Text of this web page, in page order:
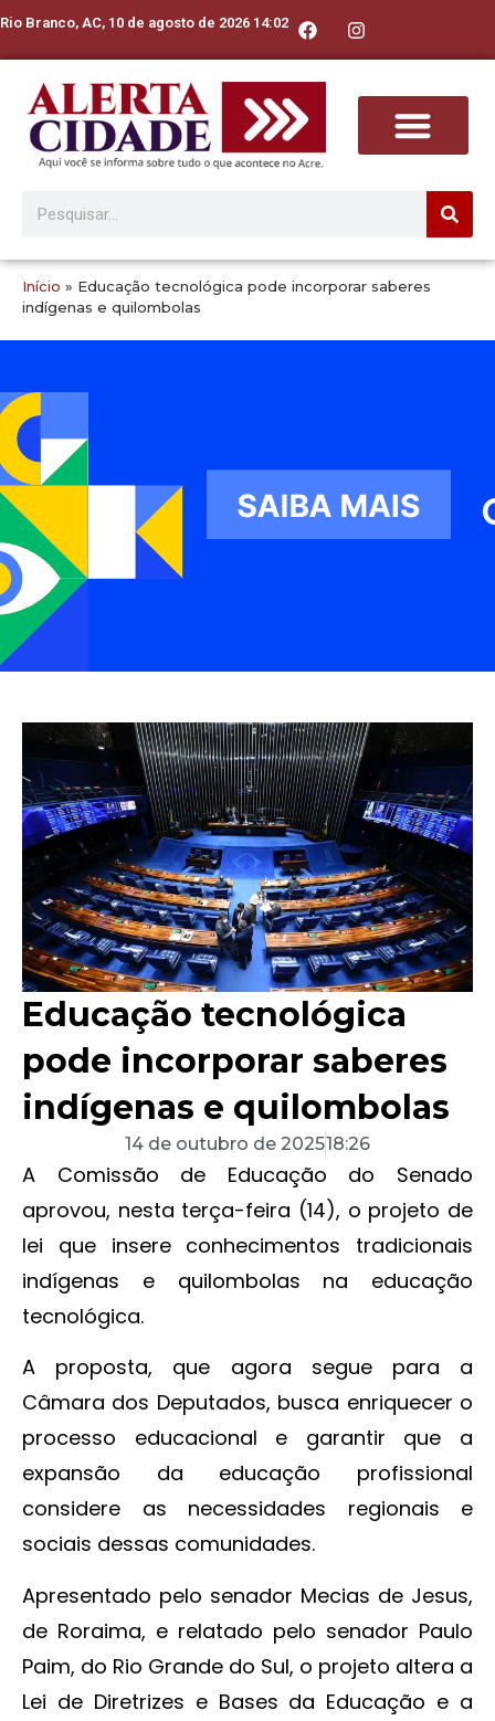
Rio Branco, AC, 10 de agosto de 2026 14:02
Início » Educação tecnológica pode incorporar saberes
indígenas e quilombolas
Educação tecnológica
pode incorporar saberes
indígenas e quilombolas
14 de outubro de 202518:26
A Comissão de Educação do Senado
aprovou, nesta terça-feira (14), o projeto de
lei que insere conhecimentos tradicionais
indígenas e quilombolas na educação
tecnológica.
A proposta, que agora segue para a
Câmara dos Deputados, busca enriquecer o
processo educacional e garantir que a
expansão da educação profissional
considere as necessidades regionais e
sociais dessas comunidades.
Apresentado pelo senador Mecias de Jesus,
de Roraima, e relatado pelo senador Paulo
Paim, do Rio Grande do Sul, o projeto altera a
Lei de Diretrizes e Bases da Educação e a